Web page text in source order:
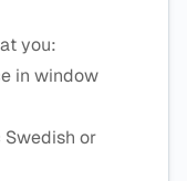
you:
in window
Swedish or